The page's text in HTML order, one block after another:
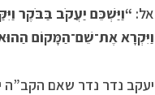
אל: “וַיַּשְׁכֵּם יַעֲקֹב בַּבֹּקֶר
וַיִּקְרָא אֶת־שֵׁם־הַמָּקוֹם
יעקב נדר נדר שאם הקב”ה